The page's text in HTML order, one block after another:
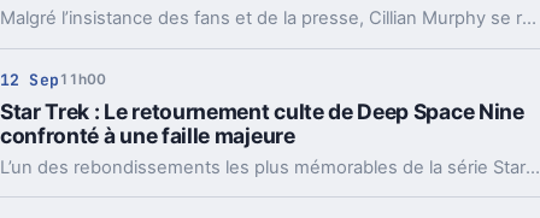
Malgré l’insistance des fans et de la presse, Cillian Murphy se retire des spéculations sur le rôle de Voldemort dans la série Harry Potter.
12 Sep 11h00
Star Trek : Le retournement culte de Deep Space Nine
confronté à une faille majeure
L’un des rebondissements les plus mémorables de la série Star Trek: Deep Space Nine a marqué les esprits des fans, mais cet événement majeur continue de susciter débats et critiques en raison d’un point controversé qui divise encore aujourd’hui.